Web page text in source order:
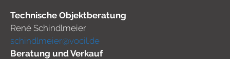
Technische Objektberatung
René Schindlmeier
schindlmeier@vocil.de
Beratung und Verkauf